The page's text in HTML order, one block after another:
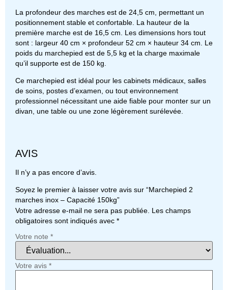
La profondeur des marches est de 24,5 cm, permettant un
positionnement stable et confortable. La hauteur de la
première marche est de 16,5 cm. Les dimensions hors tout
sont : largeur 40 cm × profondeur 52 cm × hauteur 34 cm. Le
poids du marchepied est de 5,5 kg et la charge maximale
qu’il supporte est de 150 kg.
Ce marchepied est idéal pour les cabinets médicaux, salles
de soins, postes d’examen, ou tout environnement
professionnel nécessitant une aide fiable pour monter sur un
divan, une table ou une zone légèrement surélevée.
AVIS
Il n’y a pas encore d’avis.
Soyez le premier à laisser votre avis sur “Marchepied 2
marches inox – Capacité 150kg”
Votre adresse e-mail ne sera pas publiée. Les champs
obligatoires sont indiqués avec *
Votre note *
Votre avis *